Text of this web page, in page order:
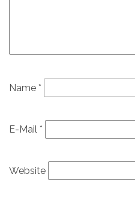
Name *
E-Mail *
Website